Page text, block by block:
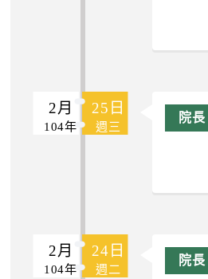
2月 25日
104年 週三
2月 24日
104年 週二